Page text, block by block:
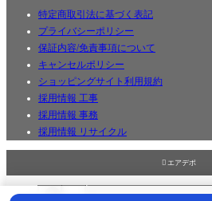
特定商取引法に基づく表記
プライバシーポリシー
保証内容/免責事項について
キャンセルポリシー
ショッピングサイト利用規約
採用情報 工事
採用情報 事務
採用情報 リサイクル
 エアデポ
0